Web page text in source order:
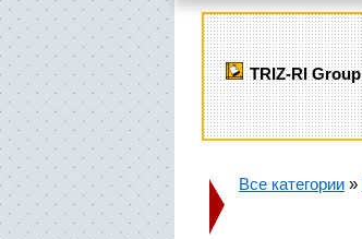
TRIZ-RI Group
Все категории »